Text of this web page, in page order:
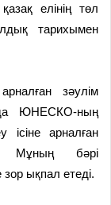
елінің төл
тарихымен
зәулім
ЮНЕСКО-ның
арналған
Мұның бәрі
зор ықпал етеді.